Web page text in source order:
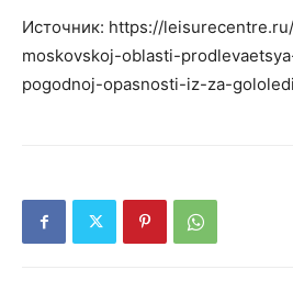
Источник: https://
moskovskoj-oblasti-
pogodnoj-opasnosti-iz-za-